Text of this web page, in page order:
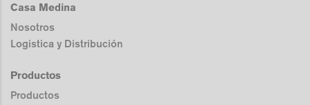
Casa Medina
Nosotros
Logistica y Distribución
Productos
Productos